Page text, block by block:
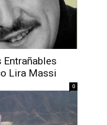
Entrañables
Lira Massi
0